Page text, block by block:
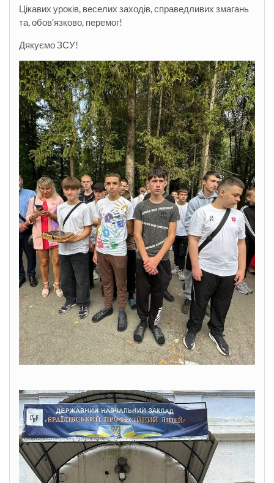
Цікавих уроків, веселих заходів, справедливих змагань
та, обов’язково, перемог!
Дякуємо ЗСУ!